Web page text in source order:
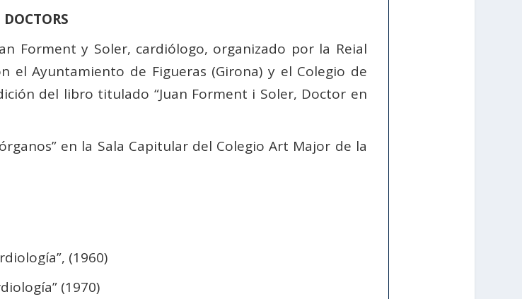
Forment y Soler, cardiólogo, organizado por la Reial
el Ayuntamiento de Figueras (Girona) y el Colegio de
del libro titulado “Juan Forment i Soler, Doctor en
en la Sala Capitular del Colegio Art Major de la
(1960)
(1970)